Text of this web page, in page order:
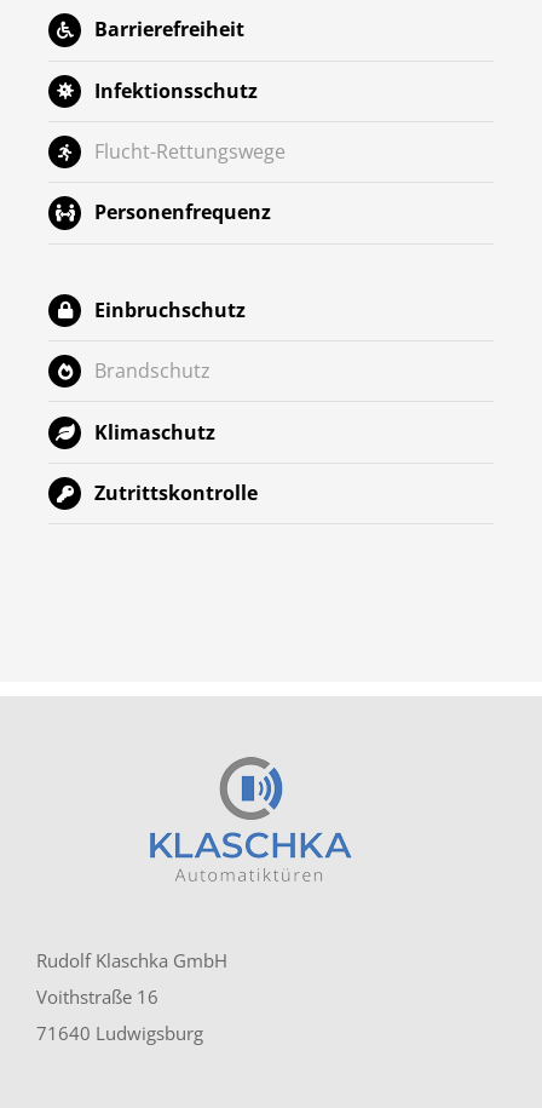
Barrierefreiheit
Infektionsschutz
Flucht-Rettungswege
Personenfrequenz
Einbruchschutz
Brandschutz
Klimaschutz
Zutrittskontrolle
Rudolf Klaschka GmbH
Voithstraße 16
71640 Ludwigsburg